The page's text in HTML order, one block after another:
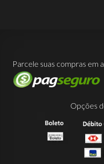
Parcele suas compras em
Opções